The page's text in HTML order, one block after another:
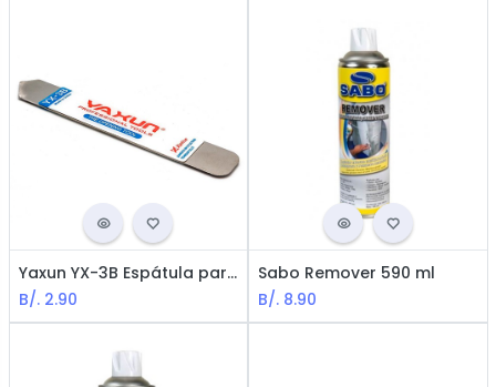
Yaxun YX-3B Espátula para Abrir Celulares / Tabletas / Otros Dispositivos / Metal / Negro
B/. 2.90
Sabo Remover 590 ml
B/. 8.90